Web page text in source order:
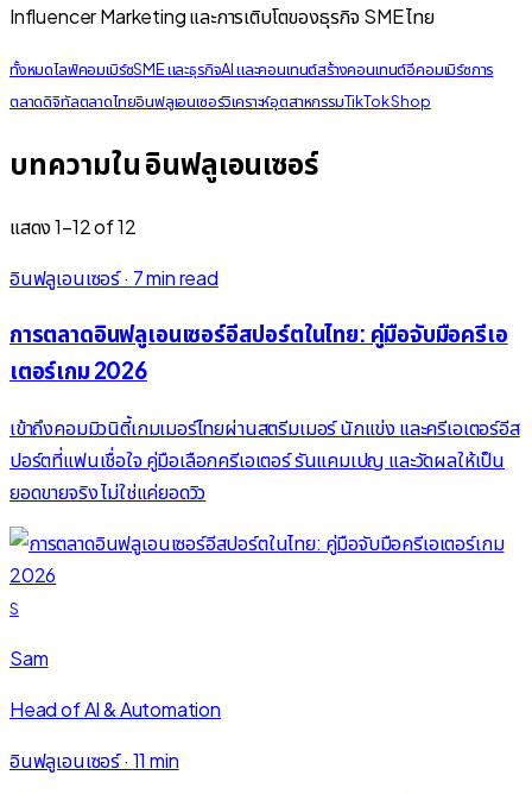
Influencer Marketing และการเติบโตของธุรกิจ SME ไทย
ทั้งหมดไลฟ์คอมเมิร์ซSME และธุรกิจAI และคอนเทนต์สร้างคอนเทนต์อีคอมเมิร์ซการ
ตลาดดิจิทัลตลาดไทยอินฟลูเอนเซอร์วิเคราะห์อุตสาหกรรมTikTok Shop
บทความใน อินฟลูเอนเซอร์
แสดง1–12of12
อินฟลูเอนเซอร์· 7 min read
การตลาดอินฟลูเอนเซอร์อีสปอร์ตในไทย: คู่มือจับมือครีเอ
เตอร์เกม 2026
เข้าถึงคอมมิวนิตี้เกมเมอร์ไทยผ่านสตรีมเมอร์ นักแข่ง และครีเอเตอร์อีส
ปอร์ตที่แฟนเชื่อใจ คู่มือเลือกครีเอเตอร์ รันแคมเปญ และวัดผลให้เป็น
ยอดขายจริง ไม่ใช่แค่ยอดวิว
S
Sam
Head of AI & Automation
อินฟลูเอนเซอร์· 11 min